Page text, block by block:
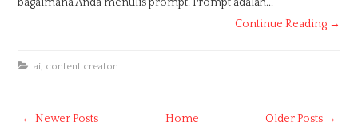
Continue Reading →
ai, content creator
← Newer Posts Older Posts →
Home